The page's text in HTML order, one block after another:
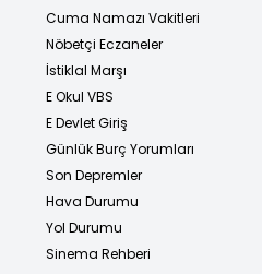
Cuma Namazı Vakitleri
Nöbetçi Eczaneler
İstiklal Marşı
E Okul VBS
E Devlet Giriş
Günlük Burç Yorumları
Son Depremler
Hava Durumu
Yol Durumu
Sinema Rehberi